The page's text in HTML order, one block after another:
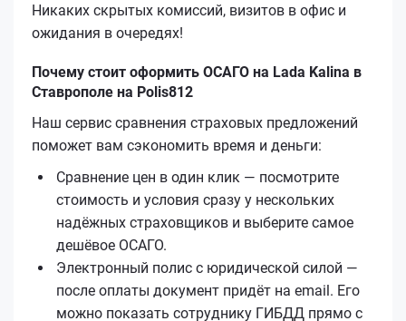
Никаких скрытых комиссий, визитов в офис и
ожидания в очередях!
Почему стоит оформить ОСАГО на Lada Kalina в
Ставрополе на Polis812
Наш сервис сравнения страховых предложений
поможет вам сэкономить время и деньги:
Сравнение цен в один клик — посмотрите
стоимость и условия сразу у нескольких
надёжных страховщиков и выберите самое
дешёвое ОСАГО.
Электронный полис с юридической силой —
после оплаты документ придёт на email. Его
можно показать сотруднику ГИБДД прямо с